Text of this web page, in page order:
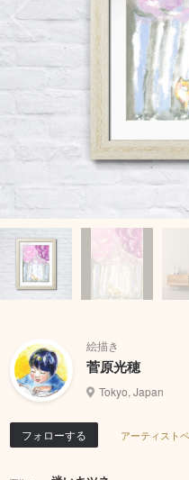
絵描き
菅原光穂
Tokyo, Japan
フォローする アーティスト